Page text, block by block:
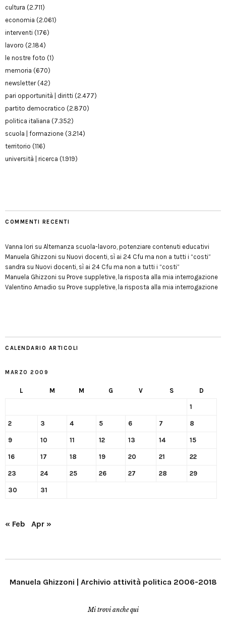
cultura (2.711)
economia (2.061)
interventi (176)
lavoro (2.184)
le nostre foto (1)
memoria (670)
newsletter(42)
pari opportunità | diritti (2.477)
partito democratico (2.870)
politica italiana (7.352)
scuola | formazione (3.214)
territorio (116)
università | ricerca (1.919)
COMMENTI RECENTI
Vanna Iori su Alternanza scuola-lavoro, potenziare contenuti educativi
Manuela Ghizzoni su Nuovi docenti, sì ai 24 Cfu ma non a tutti i “costi”
sandra su Nuovi docenti, sì ai 24 Cfu ma non a tutti i “costi”
Manuela Ghizzoni su Prove suppletive, la risposta alla mia interrogazione
Valentino Amadio su Prove suppletive, la risposta alla mia interrogazione
CALENDARIO ARTICOLI
MARZO 2009
L M M G V S D
1
2 3 4 5 6 7 8
9 10 11 12 13 14 15
16 17 18 19 20 21 22
23 24 25 26 27 28 29
30 31
« Feb Apr »
Manuela Ghizzoni | Archivio attività politica 2006-2018
Mi trovi anche qui